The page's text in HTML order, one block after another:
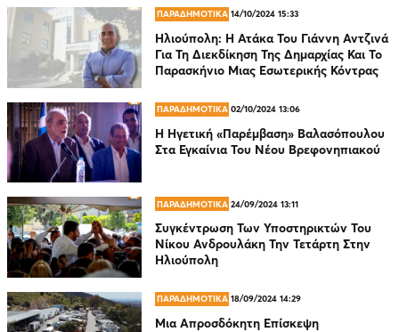
ΠΑΡΑΔΗΜΟΤΙΚΑ 14/10/2024 15:33
Ηλιούπολη: Η Ατάκα Του Γιάννη Αντζινά
Για Τη Διεκδίκηση Της Δημαρχίας Και Το
Παρασκήνιο Μιας Εσωτερικής Κόντρας
ΠΑΡΑΔΗΜΟΤΙΚΑ 02/10/2024 13:06
Η Ηγετική «Παρέμβαση» Βαλασόπουλου
Στα Εγκαίνια Του Νέου Βρεφονηπιακού
ΠΑΡΑΔΗΜΟΤΙΚΑ 24/09/2024 13:11
Συγκέντρωση Των Υποστηρικτών Του
Νίκου Ανδρουλάκη Την Τετάρτη Στην
Ηλιούπολη
ΠΑΡΑΔΗΜΟΤΙΚΑ 18/09/2024 14:29
Mια Απροσδόκητη Επίσκεψη